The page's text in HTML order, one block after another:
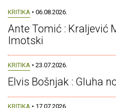
KRITIKA • 06.08.2026.
Ante Tomić : Kraljević
Imotski
KRITIKA • 23.07.2026.
Elvis Bošnjak : Gluha
KRITIKA • 17.07.2026.